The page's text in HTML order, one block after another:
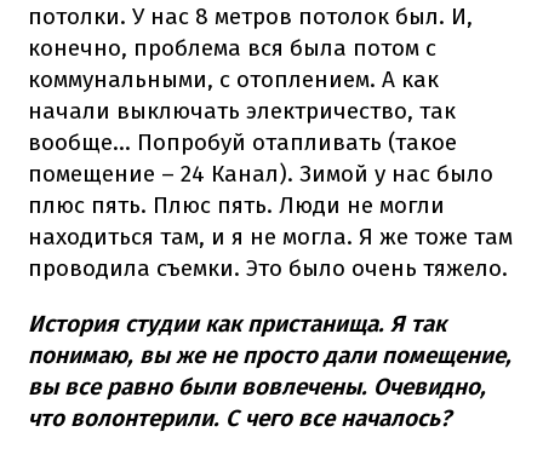
потолки. У нас 8 метров потолок был. И,
конечно, проблема вся была потом с
коммунальными, с отоплением. А как
начали выключать электричество, так
вообще... Попробуй отапливать (такое
помещение – 24 Канал). Зимой у нас было
плюс пять. Плюс пять. Люди не могли
находиться там, и я не могла. Я же тоже там
проводила съемки. Это было очень тяжело.
История студии как пристанища. Я так
понимаю, вы же не просто дали помещение,
вы все равно были вовлечены. Очевидно,
что волонтерили. С чего все началось?